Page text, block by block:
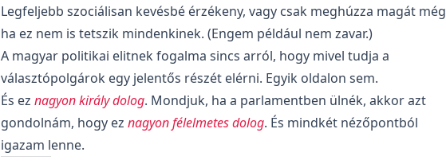
Legfeljebb szociálisan kevésbé érzékeny, vagy csak meghúzza magát még
ha ez nem is tetszik mindenkinek. (Engem például nem zavar.)
A magyar politikai elitnek fogalma sincs arról, hogy mivel tudja a
választópolgárok egy jelentős részét elérni. Egyik oldalon sem.
És ez nagyon király dolog. Mondjuk, ha a parlamentben ülnék, akkor azt
gondolnám, hogy ez nagyon félelmetes dolog. És mindkét nézőpontból
igazam lenne.